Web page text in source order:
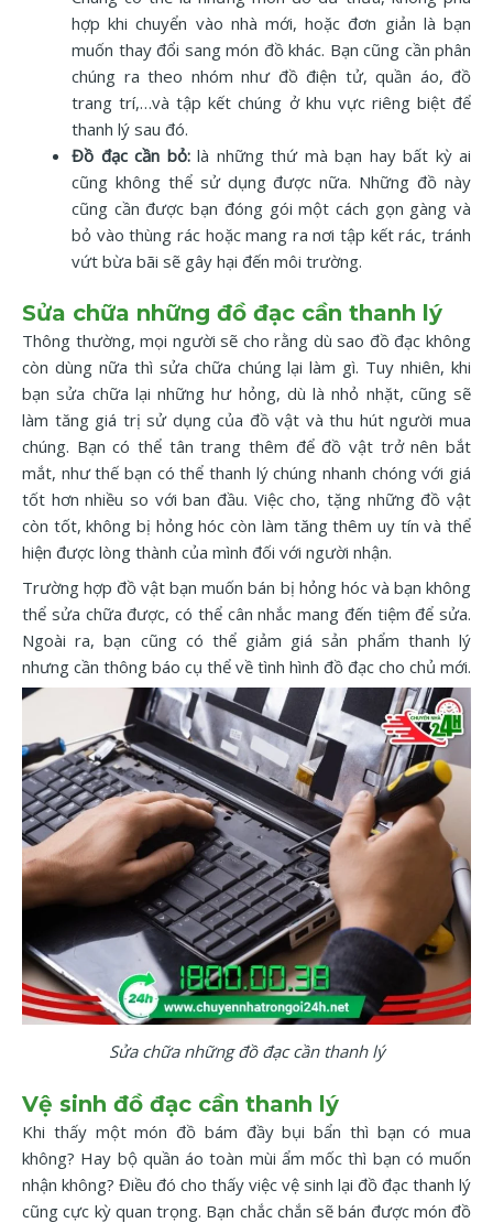
hợp khi chuyển vào nhà mới, hoặc đơn giản là bạn
muốn thay đổi sang món đồ khác. Bạn cũng cần phân
chúng ra theo nhóm như đồ điện tử, quần áo, đồ
trang trí,…và tập kết chúng ở khu vực riêng biệt để
thanh lý sau đó.
Đồ đạc cần bỏ:là những thứ mà bạn hay bất kỳ ai
cũng không thể sử dụng được nữa. Những đồ này
cũng cần được bạn đóng gói một cách gọn gàng và
bỏ vào thùng rác hoặc mang ra nơi tập kết rác, tránh
vứt bừa bãi sẽ gây hại đến môi trường.
Sửa chữa những đồ đạc cần thanh lý
Thông thường, mọi người sẽ cho rằng dù sao đồ đạc không
còn dùng nữa thì sửa chữa chúng lại làm gì. Tuy nhiên, khi
bạn sửa chữa lại những hư hỏng, dù là nhỏ nhặt, cũng sẽ
làm tăng giá trị sử dụng của đồ vật và thu hút người mua
chúng. Bạn có thể tân trang thêm để đồ vật trở nên bắt
mắt, như thế bạn có thể thanh lý chúng nhanh chóng với giá
tốt hơn nhiều so với ban đầu. Việc cho, tặng những đồ vật
còn tốt, không bị hỏng hóc còn làm tăng thêm uy tín và thể
hiện được lòng thành của mình đối với người nhận.
Trường hợp đồ vật bạn muốn bán bị hỏng hóc và bạn không
thể sửa chữa được, có thể cân nhắc mang đến tiệm để sửa.
Ngoài ra, bạn cũng có thể giảm giá sản phẩm thanh lý
nhưng cần thông báo cụ thể về tình hình đồ đạc cho chủ mới.
Sửa chữa những đồ đạc cần thanh lý
Vệ sinh đồ đạc cần thanh lý
Khi thấy một món đồ bám đầy bụi bẩn thì bạn có mua
không? Hay bộ quần áo toàn mùi ẩm mốc thì bạn có muốn
nhận không? Điều đó cho thấy việc vệ sinh lại đồ đạc thanh lý
cũng cực kỳ quan trọng. Bạn chắc chắn sẽ bán được món đồ